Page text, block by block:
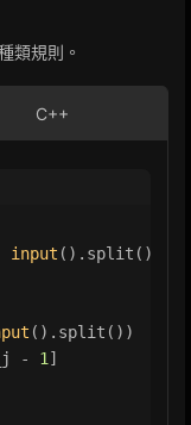
類規則。
C++
input ().split()))
().split())
-
1 ]